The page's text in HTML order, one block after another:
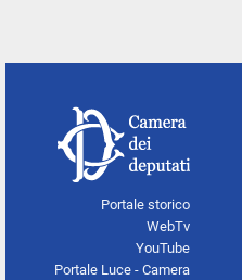
Portale storico
WebTv
YouTube
Portale Luce - Camera